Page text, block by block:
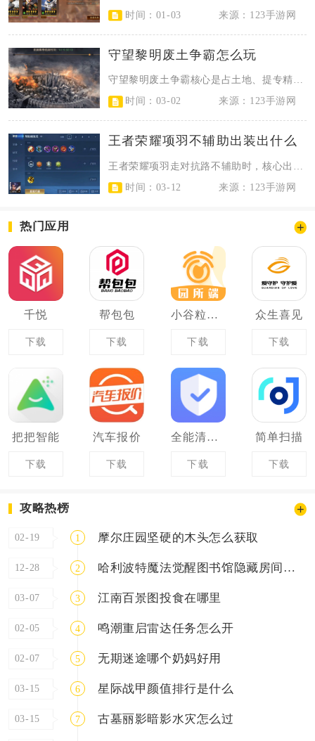
时间：01-03
来源：123手游网
守望黎明废土争霸怎么玩
守望黎明废土争霸核心是占土地、提专精、刷荣誉、联联盟，用资源循环与专精加点快...
时间：03-02
来源：123手游网
王者荣耀项羽不辅助出装出什么
时间：03-12
来源：123手游网
热门应用
千悦
下载
帮包包
下载
小谷粒教师端
下载
众生喜见
下载
把把智能
下载
汽车报价
下载
全能清理管家
下载
简单扫描
下载
攻略热榜
02-19 1 摩尔庄园坚硬的木头怎么获取
12-28 2 哈利波特魔法觉醒图书馆隐藏房间怎么进
03-07 3 江南百景图投食在哪里
02-05 4 鸣潮重启雷达任务怎么开
02-07 5 无期迷途哪个奶妈好用
03-15 6 星际战甲颜值排行是什么
03-15 7 古墓丽影暗影水灾怎么过